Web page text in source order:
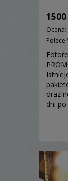
1500
Ocena:
oraz
dni po